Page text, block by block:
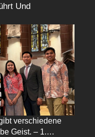
Und
verschiedene
Geist. – 1.…